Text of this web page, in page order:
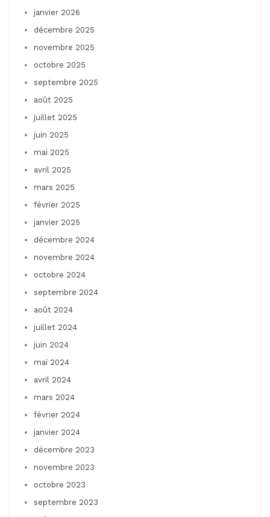
janvier 2026
décembre 2025
novembre 2025
octobre 2025
septembre 2025
août 2025
juillet 2025
juin 2025
mai 2025
avril 2025
mars 2025
février 2025
janvier 2025
décembre 2024
novembre 2024
octobre 2024
septembre 2024
août 2024
juillet 2024
juin 2024
mai 2024
avril 2024
mars 2024
février 2024
janvier 2024
décembre 2023
novembre 2023
octobre 2023
septembre 2023